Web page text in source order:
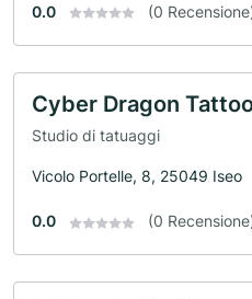
0.0 (0
Cyber Dragon
Studio di tatuaggi
Vicolo Portelle, 8, 25049 Iseo
0.0 (0